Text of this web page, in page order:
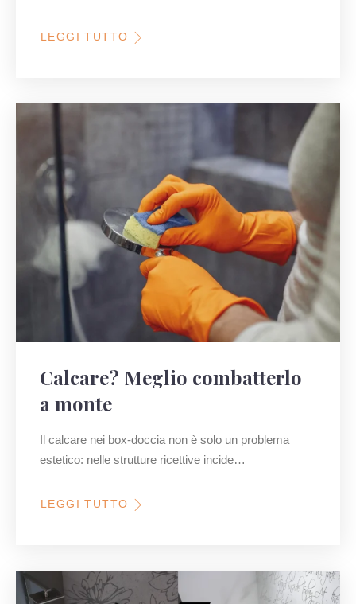
LEGGI TUTTO
Calcare? Meglio combatterlo
a monte
Il calcare nei box-doccia non è solo un problema
estetico: nelle strutture ricettive incide…
LEGGI TUTTO